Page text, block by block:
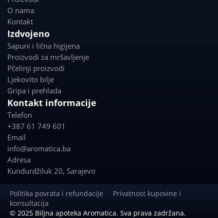
o
o
k a
m
O nama
Kontakt
Izdvojeno
Sapuni i lična higijena
Proizvodi za mršavljenje
Pčelinji proizvodi
Ljekovito bilje
Gripa i prehlada
Kontakt informacije
Telefon
+387 61 749 601
Email
info@aromatica.ba
Adresa
Kundurdžiluk 20, Sarajevo
© 2025 Biljna apoteka Aromatica. Sva prava zadržana.
Politika povrata i refundacije Privatnost kupovine i
konsultacija